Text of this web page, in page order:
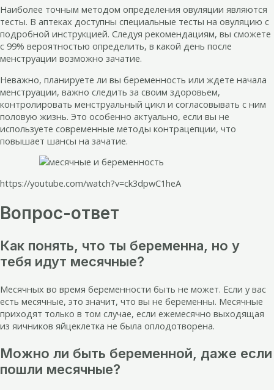
Наиболее точным методом определения овуляции являются
тесты. В аптеках доступны специальные тесты на овуляцию с
подробной инструкцией. Следуя рекомендациям, вы сможете
с 99% вероятностью определить, в какой день после
менструации возможно зачатие.
Неважно, планируете ли вы беременность или ждете начала
менструации, важно следить за своим здоровьем,
контролировать менструальный цикл и согласовывать с ним
половую жизнь. Это особенно актуально, если вы не
используете современные методы контрацепции, что
повышает шансы на зачатие.
https://youtube.com/watch?v=ck3dpwC1heA
Вопрос-ответ
Как понять, что ты беременна, но у
тебя идут месячные?
Месячных во время беременности быть не может. Если у вас
есть месячные, это значит, что вы не беременны. Месячные
приходят только в том случае, если ежемесячно выходящая
из яичников яйцеклетка не была оплодотворена.
Можно ли быть беременной, даже если
пошли месячные?